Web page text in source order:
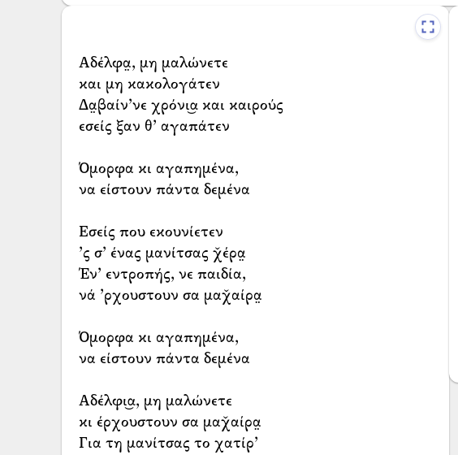
Αδέλφα̤, μη μαλώνετε
και μη κακολογάτεν
Δα̤βαίν’νε χρόνι͜α και καιρούς
εσείς ξαν θ’ αγαπάτεν
Όμορφα κι αγαπημένα,
να είστουν πάντα δεμένα
Εσείς που εκουνίετεν
’ς σ’ ένας μανίτσας χ̌έρα̤
Έν’ εντροπής, νε παιδία,
νά ’ρχουστουν σα μαχ̌αίρα̤
Όμορφα κι αγαπημένα,
να είστουν πάντα δεμένα
Αδέλφι͜α, μη μαλώνετε
κι έρχουστουν σα μαχ̌αίρα̤
Για τη μανίτσας το χατίρ’